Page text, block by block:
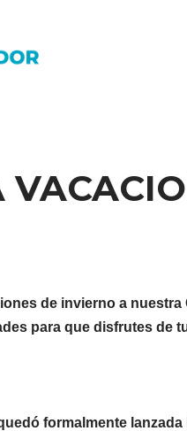
de invierno a
para que disfrutes de
formalmente